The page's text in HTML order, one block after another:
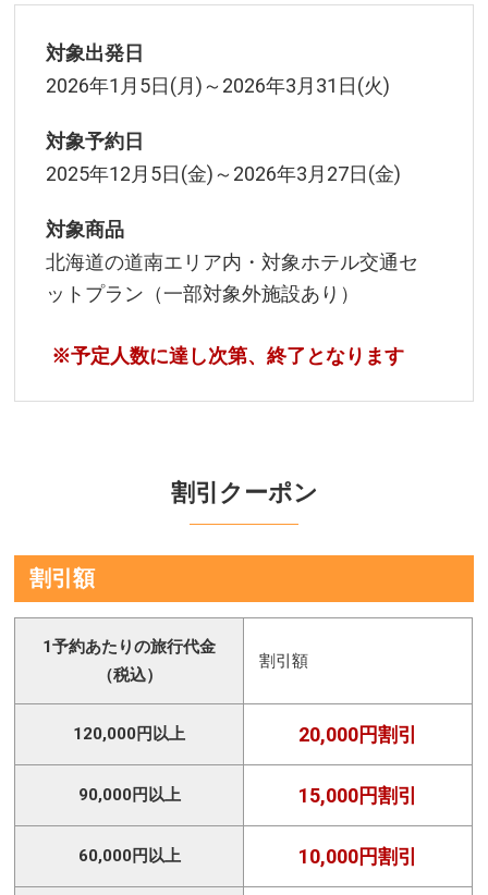
対象出発日
2026年1月5日(月)～2026年3月31日(火)
対象予約日
2025年12月5日(金)～2026年3月27日(金)
対象商品
北海道の道南エリア内・対象ホテル交通セ
ットプラン（一部対象外施設あり）
※予定人数に達し次第、終了となります
割引クーポン
割引額
1予約あたりの旅行代金
（税込）
割引額
120,000円以上 20,000円割引
90,000円以上 15,000円割引
60,000円以上 10,000円割引